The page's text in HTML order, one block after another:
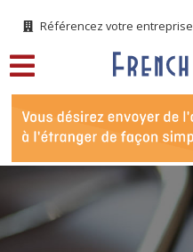
Référencez votre entreprise